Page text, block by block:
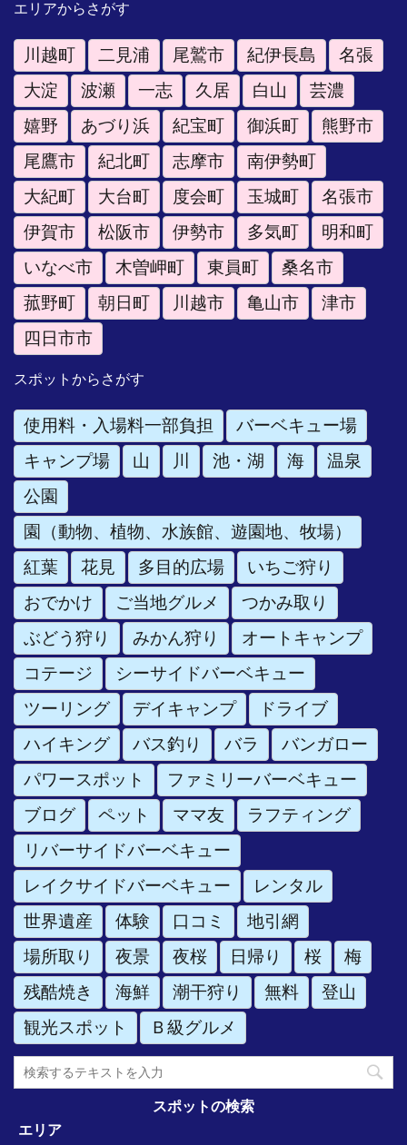
エリアからさがす
川越町 二見浦 尾鷲市 紀伊長島
名張
大淀
波瀬 一志 久居 白山
芸濃
嬉野
あづり浜 紀宝町 御浜町
熊野市
尾鷹市
紀北町 志摩市
南伊勢町
大紀町
大台町 度会町 玉城町
名張市
伊賀市
松阪市 伊勢市 多気町
明和町
いなべ市
木曽岬町 東員町
桑名市
菰野町
朝日町 川越市 亀山市
津市
四日市市
スポットからさがす
使用料・入場料一部負担
バーベキュー場
キャンプ場
山 川 池・湖 海
温泉
公園
園（動物、植物、水族館、遊園地、牧場）
紅葉
花見 多目的広場
いちご狩り
おでかけ
ご当地グルメ
つかみ取り
ぶどう狩り
みかん狩り
オートキャンプ
コテージ
シーサイドバーベキュー
ツーリング
デイキャンプ
ドライブ
ハイキング
バス釣り バラ
バンガロー
パワースポット
ファミリーバーベキュー
ブログ
ペット ママ友
ラフティング
リバーサイドバーベキュー
レイクサイドバーベキュー
レンタル
世界遺産
体験 口コミ
地引網
場所取り
夜景 夜桜 日帰り 桜
梅
残酷焼き
海鮮 潮干狩り 無料
登山
観光スポット
Ｂ級グルメ
スポットの検索
エリア